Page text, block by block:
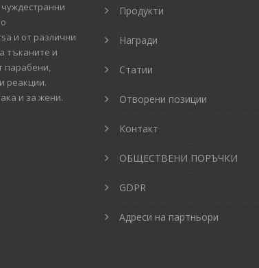
и от различни
тъканите и
парабени,
реакции.
и за жени.
Продукти
Награди
Статии
Отворени позиции
Контакт
ОБЩЕСТВЕНИ ПОРЪЧКИ
GDPR
Адреси на партньори